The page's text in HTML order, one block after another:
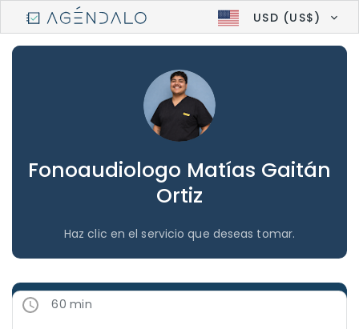
USD (US$)
Fonoaudiologo Matías Gaitán
Ortiz
Haz clic en el servicio que deseas tomar.
60 min